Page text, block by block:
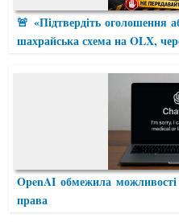
🚨 «Підтвердіть оголошення
шахрайська схема на OLX,
OpenAI обмежила
права